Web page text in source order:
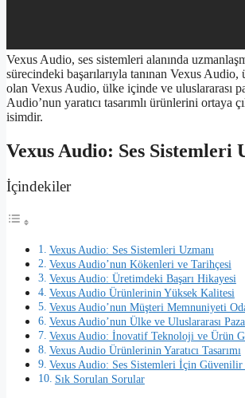
Vexus Audio, ses sistemleri alanında
sürecindeki başarılarıyla tanınan Vexus
olan Vexus Audio, ülke içinde ve uluslararası
Audio’nun yaratıcı tasarımlı ürünlerini ortaya
isimdir.
Vexus Audio: Ses Sistemleri
İçindekiler
Vexus Audio: Ses Sistemleri Uzmanı
Vexus Audio’nun Kökenleri ve Tarihçesi
Vexus Audio: Üretimdeki Başarı Hikayesi
Vexus Audio Ürünlerinin Yüksek Kalitesi
Vexus Audio’nun Müşteri Memnuniyeti
Vexus Audio’nun Ülke ve Uluslararası
Vexus Audio: İnovatif Teknoloji ve Ürün
Vexus Audio Ürünlerinin Yaratıcı Tasarımı
Vexus Audio: Ses Sistemleri İçin
Sık Sorulan Sorular